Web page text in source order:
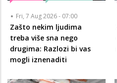
Fri, 7 Aug 2026 - 07:00
Zašto nekim ljudima
treba više sna nego
drugima: Razlozi bi vas
mogli iznenaditi